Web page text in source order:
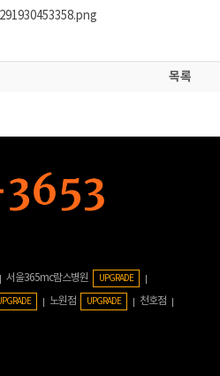
목록
서울365mc람스병원 UPGRADE
노원점 UPGRADE
천호점